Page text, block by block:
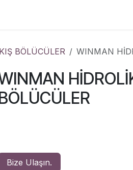
BÖLÜCÜLER WINMAN
Bize Ulaşın.